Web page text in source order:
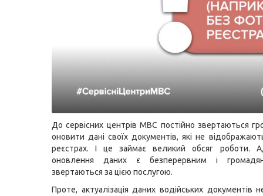
До сервісних центрів МВС постійно звертаються
оновити дані своїх документів, які не
реєстрах. І це займає великий обсяг роботи.
оновлення даних є безперервним і
звертаються за цією послугою.
Проте, актуалізація даних водійських документів